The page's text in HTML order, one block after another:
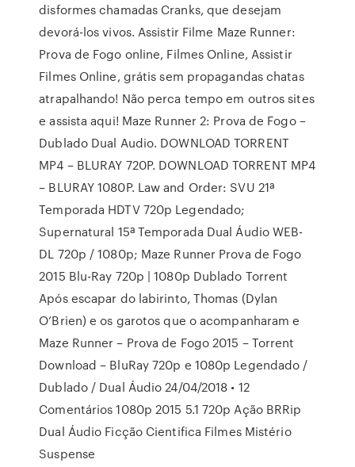
disformes chamadas Cranks, que desejam
devorá-los vivos. Assistir Filme Maze Runner:
Prova de Fogo online, Filmes Online, Assistir
Filmes Online, grátis sem propagandas chatas
atrapalhando! Não perca tempo em outros sites
e assista aqui! Maze Runner 2: Prova de Fogo –
Dublado Dual Audio. DOWNLOAD TORRENT
MP4 – BLURAY 720P. DOWNLOAD TORRENT MP4
– BLURAY 1080P. Law and Order: SVU 21ª
Temporada HDTV 720p Legendado;
Supernatural 15ª Temporada Dual Áudio WEB-
DL 720p / 1080p; Maze Runner Prova de Fogo
2015 Blu-Ray 720p | 1080p Dublado Torrent
Após escapar do labirinto, Thomas (Dylan
O’Brien) e os garotos que o acompanharam e
Maze Runner – Prova de Fogo 2015 – Torrent
Download – BluRay 720p e 1080p Legendado /
Dublado / Dual Áudio 24/04/2018 • 12
Comentários 1080p 2015 5.1 720p Ação BRRip
Dual Áudio Ficção Cientifica Filmes Mistério
Suspense